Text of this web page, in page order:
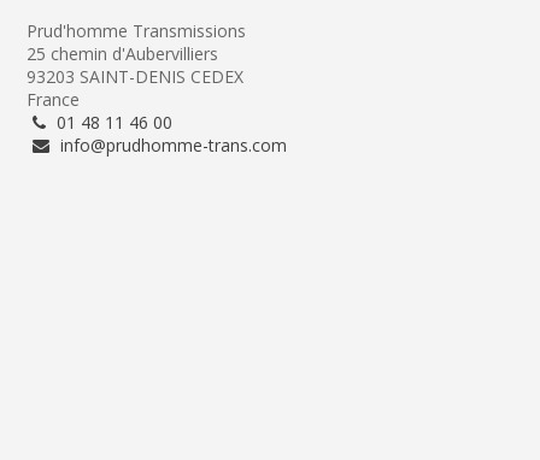
Prud'homme Transmissions
25 chemin d'Aubervilliers
93203 SAINT-DENIS CEDEX
France
01 48 11 46 00
info@prudhomme-trans.com